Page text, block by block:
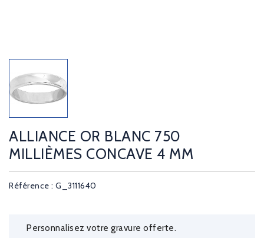
ALLIANCE OR BLANC 750
MILLIÈMES CONCAVE 4 MM
Référence : G_3111640
Personnalisez votre gravure offerte.